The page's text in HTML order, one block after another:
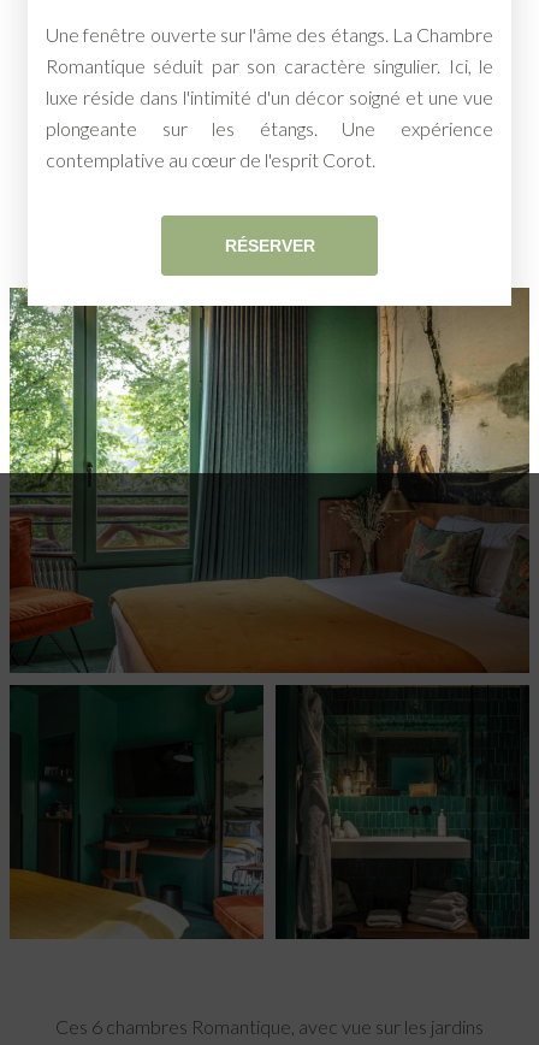
Une fenêtre ouverte sur l'âme des étangs. La Chambre
Romantique séduit par son caractère singulier. Ici, le
luxe réside dans l'intimité d'un décor soigné et une vue
plongeante sur les étangs. Une expérience
contemplative au cœur de l'esprit Corot.
RÉSERVER
Ces 6 chambres Romantique, avec vue sur les jardins